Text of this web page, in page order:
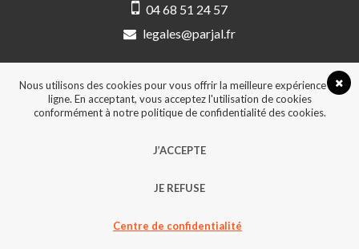
04 68 51 24 57
legales@parjal.fr
3 Rue Saint-Amand, 66000 Perpignan
© 2026, Tous droits réservés - Design &
Nous utilisons des cookies pour vous offrir la meilleure expérience en
ligne. En acceptant, vous acceptez l'utilisation de cookies
conformément à notre politique de confidentialité des cookies.
J’ACCEPTE
JE REFUSE
Centre de confidentialité